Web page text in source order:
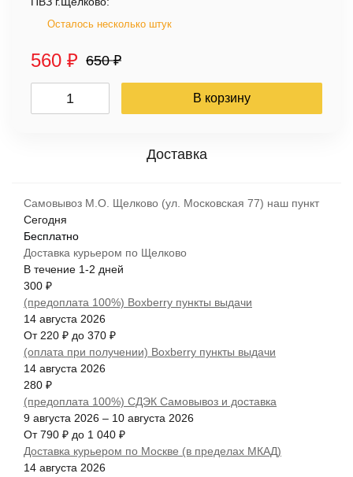
Осталось несколько штук
560 ₽ 650₽
В корзину
Самовывоз М.О. Щелково (ул. Московская 77) наш пункт
Сегодня
Бесплатно
Доставка курьером по Щелково
В течение 1-2 дней
300 ₽
(предоплата 100%) Boxberry пункты выдачи
14 августа 2026
От 220 ₽ до 370 ₽
(оплата при получении) Boxberry пункты выдачи
14 августа 2026
280 ₽
(предоплата 100%) СДЭК Самовывоз и доставка
9 августа 2026 – 10 августа 2026
От 790 ₽ до 1 040 ₽
Доставка курьером по Москве (в пределах МКАД)
14 августа 2026